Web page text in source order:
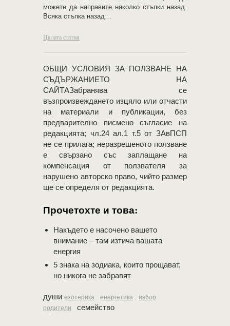
можете да направите няколко стъпки назад.
Всяка стъпка назад…
Цялата статия
OБЩИ УСЛОВИЯ ЗА ПОЛЗВАНЕ НА
СЪДЪРЖАНИЕТО НА
САЙТАЗабранява се
възпроизвеждането изцяло или отчасти
на материали и публикации, без
предварително писмено съгласие на
редакцията; чл.24 ал.1 т.5 от ЗАвПСП
не се прилага; неразрешеното ползване
е свързано със заплащане на
компенсация от ползвателя за
нарушено авторско право, чийто размер
ще се определя от редакцията.
Прочетохте и това:
Накъдето е насочено вашето
внимание – там изтича вашата
енергия
5 знака на зодиака, които прощават,
но никога не забравят
души езотерика енергетика
избор
родители
семейство